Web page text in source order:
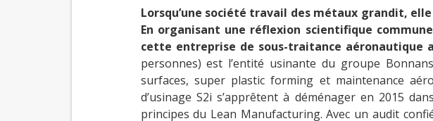
Lorsqu’une société travail des métaux grandit,
En organisant une réflexion scientifique
cette entreprise de sous-traitance aéronautique
personnes) est l’entité usinante du groupe
surfaces, super plastic forming et maintenance
d’usinage S2i s’apprêtent à déménager en 2015
principes du Lean Manufacturing. Avec un audit